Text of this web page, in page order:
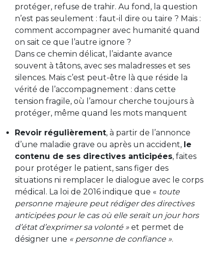
protéger, refuse de trahir. Au fond, la question
n’est pas seulement : faut-il dire ou taire ? Mais :
comment accompagner avec humanité quand
on sait ce que l’autre ignore ?
Dans ce chemin délicat, l’aidante avance
souvent à tâtons, avec ses maladresses et ses
silences. Mais c’est peut-être là que réside la
vérité de l’accompagnement : dans cette
tension fragile, où l’amour cherche toujours à
protéger, même quand les mots manquent
Revoir régulièrement, à partir de l’annonce
d’une maladie grave ou après un accident, le
contenu de ses directives anticipées, faites
pour protéger le patient, sans figer des
situations ni remplacer le dialogue avec le corps
médical. La loi de 2016 indique que « toute
personne majeure peut rédiger des directives
anticipées pour le cas où elle serait un jour hors
d’état d’exprimer sa volonté » et permet de
désigner une « personne de confiance ».